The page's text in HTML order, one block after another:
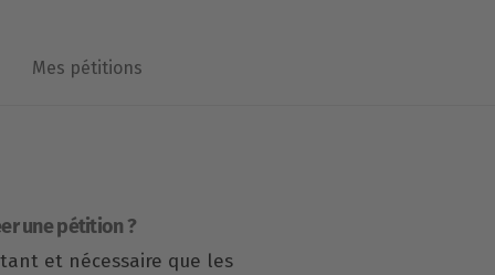
Mes pétitions
une pétition ?
et nécessaire que les